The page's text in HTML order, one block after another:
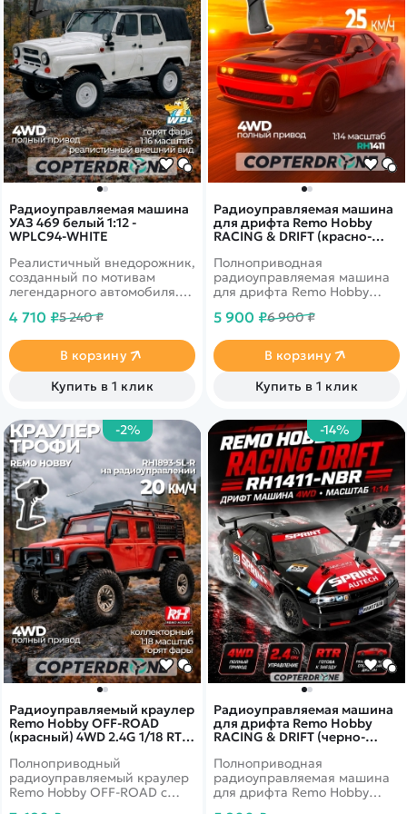
обеспечивают хорошее
сцепление с поверхностью, а
стабильное
радиоуправление позволяет
точно контролировать
движение.
Радиоуправляемая машина
УАЗ 469 белый 1:12 -
WPLC94-WHITE
Реалистичный внедорожник,
созданный по мотивам
легендарного автомобиля.
узнаваемый кузов и
делают модель максимально
похожей на настоящий УАЗ.
Автомобиль уверенно
чувствует себя на
легко справляется с
неровностями, грунтом,
песком и мелкими
препятствиями. Мощные
внедорожные колёса с
глубоким протектором
обеспечивают хорошее
сцепление с поверхностью, а
стабильное
радиоуправление позволяет
точно контролировать
движение.
4 710 ₽5 240 ₽
В корзину
Купить в 1 клик
Радиоуправляемая машина
для дрифта Remo Hobby
RACING & DRIFT (красно-
RH1411-DRB
Полноприводная
радиоуправляемая машина
для дрифта Remo Hobby
коллекторым мотором в
5 900 ₽6 900 ₽
В корзину
Купить в 1 клик
-2%
Радиоуправляемый краулер
Remo Hobby OFF-ROAD
(красный) 4WD 2.4G 1/18 RTR
Полноприводный
радиоуправляемый краулер
Remo Hobby OFF-ROAD c
-14%
Радиоуправляемая машина
для дрифта Remo Hobby
RACING & DRIFT (черно-
RH1411-NBR
Полноприводная
радиоуправляемая машина
для дрифта Remo Hobby